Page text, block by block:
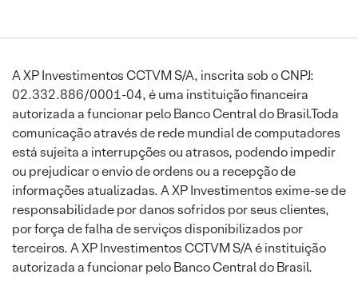
A XP Investimentos CCTVM S/A, inscrita sob o CNPJ:
02.332.886/0001-04, é uma instituição financeira
autorizada a funcionar pelo Banco Central do Brasil.Toda
comunicação através de rede mundial de computadores
está sujeita a interrupções ou atrasos, podendo impedir
ou prejudicar o envio de ordens ou a recepção de
informações atualizadas. A XP Investimentos exime-se de
responsabilidade por danos sofridos por seus clientes,
por força de falha de serviços disponibilizados por
terceiros. A XP Investimentos CCTVM S/A é instituição
autorizada a funcionar pelo Banco Central do Brasil.